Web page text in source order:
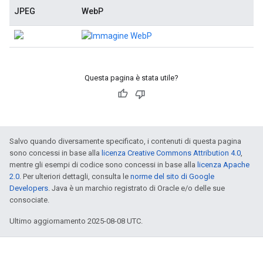
JPEG WebP
Questa pagina è stata utile?
Salvo quando diversamente specificato, i contenuti di questa pagina
sono concessi in base alla licenza Creative Commons Attribution 4.0,
mentre gli esempi di codice sono concessi in base alla licenza Apache
2.0. Per ulteriori dettagli, consulta le norme del sito di Google
Developers. Java è un marchio registrato di Oracle e/o delle sue
consociate.
Ultimo aggiornamento 2025-08-08 UTC.